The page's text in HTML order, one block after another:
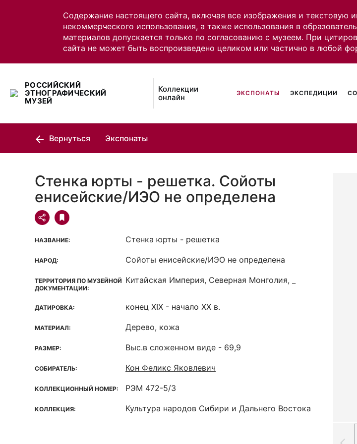
Содержание настоящего сайта, включая все изображения и текстовую
некоммерческого использования, а также использования в
материалов допускается только по согласованию с музеем. При
сайта не может быть воспроизведено целиком или частично в любой
РОССИЙСКИЙ
ЭТНОГРАФИЧЕСКИЙ
МУЗЕЙ
Коллекции
онлайн
ЭКСПОНАТЫ ЭКСПЕДИЦИИ
Вернуться Экспонаты
Стенка юрты - решетка. Сойоты
енисейские/ИЭО не определена
НАЗВАНИЕ: Стенка юрты - решетка
НАРОД: Сойоты енисейские/ИЭО не определена
ТЕРРИТОРИЯ ПО МУЗЕЙНОЙ
ДОКУМЕНТАЦИИ:
Китайская Империя, Северная Монголия, _
ДАТИРОВКА: конец XIX - начало ХХ в.
МАТЕРИАЛ: Дерево, кожа
РАЗМЕР: Выс.в сложенном виде - 69,9
СОБИРАТЕЛЬ: Кон Феликс Яковлевич
КОЛЛЕКЦИОННЫЙ НОМЕР: РЭМ 472-5/3
КОЛЛЕКЦИЯ: Культура народов Сибири и Дальнего Востока